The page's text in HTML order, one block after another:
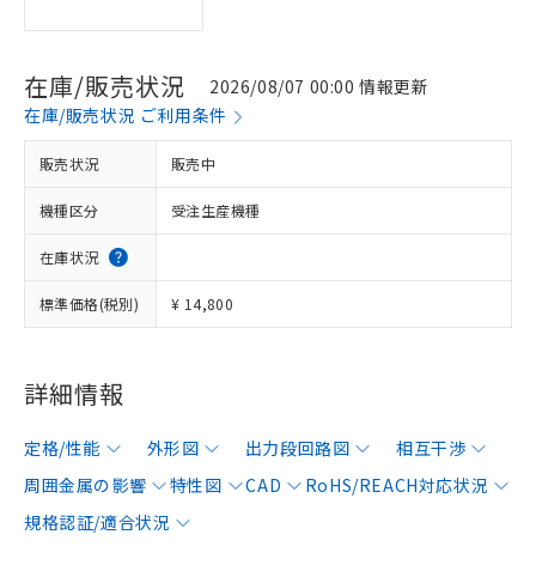
在庫/販売状況
2026/08/07 00:00 情報更新
在庫/販売状況 ご利用条件
販売状況 販売中
機種区分 受注生産機種
在庫状況
標準価格(税別) ¥ 14,800
詳細情報
定格/性能 外形図 出力段回路図
相互干渉
周囲金属の影響
特性図 CAD
RoHS/REACH対応状況
規格認証/適合状況